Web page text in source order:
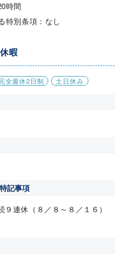
時間
特別条項：なし
暇
全週休2日制 土日休み
記事項
連休（８／８～８／１６）